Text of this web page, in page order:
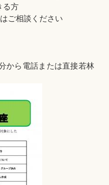
る方
ご相談ください
から電話または直接若林